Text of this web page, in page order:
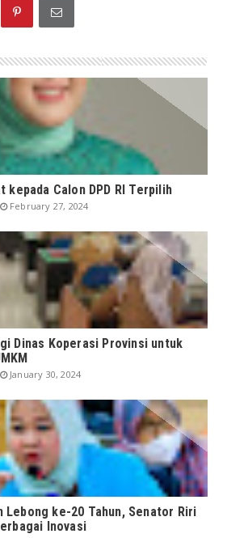
kepada Calon DPD RI Terpilih
February 27, 2024
Dinas Koperasi Provinsi untuk
January 30, 2024
Lebong ke-20 Tahun, Senator Riri
Inovasi